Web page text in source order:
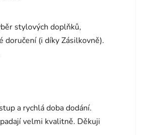
je 5 z 5 hvězdiček.
stylových doplňků,
doručení (i díky Zásilkovně).
je 5 z 5 hvězdiček.
a rychlá doba dodání.
velmi kvalitně. Děkuji